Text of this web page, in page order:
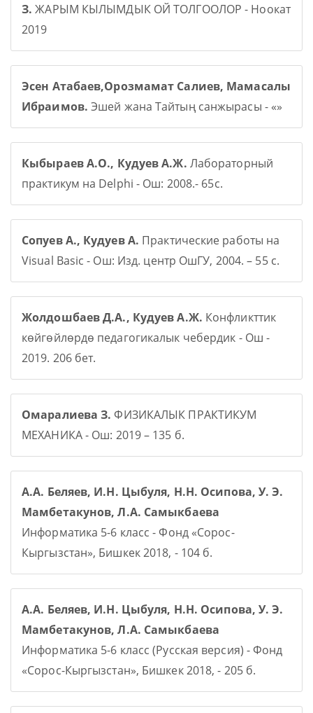
З. ЖАРЫМ КЫЛЫМДЫК ОЙ ТОЛГООЛОР - Ноокат
2019
Эсен Атабаев,Орозмамат Салиев, Мамасалы
Ибраимов. Эшей жана Тайтың санжырасы - «»
Кыбыраев А.О., Кудуев А.Ж. Лабораторный
практикум на Delphi - Ош: 2008.- 65с.
Сопуев А., Кудуев А. Практические работы на
Visual Basic - Ош: Изд. центр ОшГУ, 2004. – 55 с.
Жолдошбаев Д.А., Кудуев А.Ж. Конфликттик
көйгөйлөрдө педагогикалык чебердик - Ош -
2019. 206 бет.
Омаралиева З. ФИЗИКАЛЫК ПРАКТИКУМ
МЕХАНИКА - Ош: 2019 – 135 б.
А.А. Беляев, И.Н. Цыбуля, Н.Н. Осипова, У. Э.
Мамбетакунов, Л.А. Самыкбаева
Информатика 5-6 класс - Фонд «Сорос-
Кыргызстан», Бишкек 2018, - 104 б.
А.А. Беляев, И.Н. Цыбуля, Н.Н. Осипова, У. Э.
Мамбетакунов, Л.А. Самыкбаева
Информатика 5-6 класс (Русская версия) - Фонд
«Сорос-Кыргызстан», Бишкек 2018, - 205 б.